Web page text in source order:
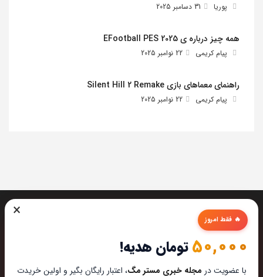
پوریا 31 دسامبر 2025
همه چیز درباره ی EFootball PES 2025
پیام کریمی 22 نوامبر 2025
راهنمای معماهای بازی Silent Hill 2 Remake
پیام کریمی 22 نوامبر 2025
تیم مستر مگ تمام تلاشش رو میکنه تا بهترین تخصصی ترین و
× 🔥 فقط امروز
50,000تومان هدیه!
با عضویت در مجله خبری مستر مگ، اعتبار رایگان بگیر و اولین خریدت